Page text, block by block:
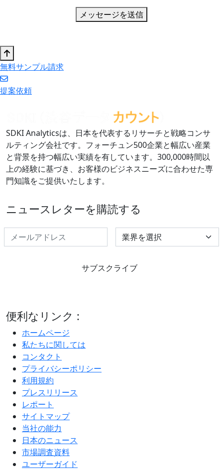
メッセージを送信
無料サンプル請求
提案依頼
SDKI Analyticsは、日本を代表するリサーチと戦略コンサ
ルティング会社です。フォーチュン500企業と幅広い産業
と背景を持つ幅広い実績を有しています。300,000時間以
上の経験に基づき、お客様のビジネスニーズに合わせた専
門知識をご提供いたします。
ニュースレターを購読する
Select Industry
サブスクライブ
便利なリンク :
ホームページ
私たちに関しては
コンタクト
プライバシーポリシー
利用規約
プレスリリース
レポート
サイトマップ
当社の能力
日本のニュース
市場調査資料
ユーザーガイド